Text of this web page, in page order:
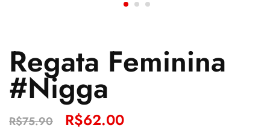
Regata Feminina
#Nigga
R$75.90 R$62.00